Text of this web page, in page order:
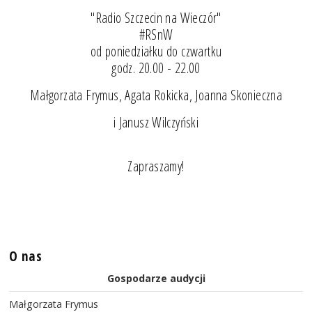
"Radio Szczecin na Wieczór"
#RSnW
od poniedziałku do czwartku
godz. 20.00 - 22.00
Małgorzata Frymus, Agata Rokicka, Joanna Skonieczna
i Janusz Wilczyński
Zapraszamy!
O nas
Gospodarze audycji
Małgorzata Frymus